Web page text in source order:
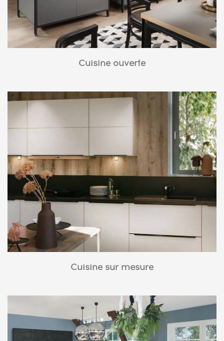
Cuisine ouverte
Cuisine sur mesure